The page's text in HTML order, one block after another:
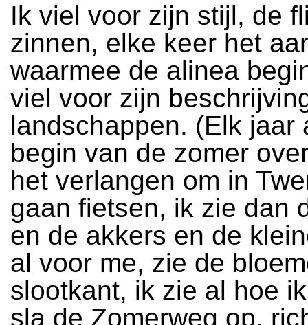
Ik viel voor zijn stijl, de
zinnen, elke keer het
waarmee de alinea
viel voor zijn
landschappen. (Elk jaar
begin van de zomer
het verlangen om in
gaan fietsen, ik zie dan
en de akkers en de
al voor me, zie de
slootkant, ik zie al hoe
sla de Zomerweg op,